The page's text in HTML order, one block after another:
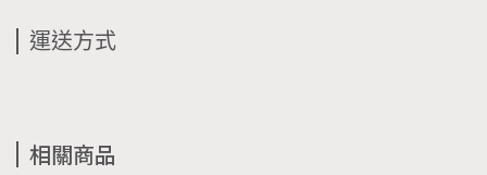
運送方式
相關商品